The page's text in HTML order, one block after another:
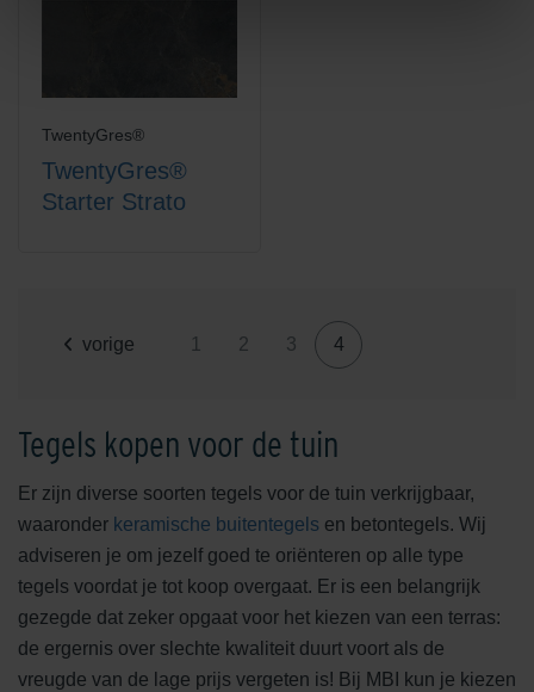
TwentyGres®
TwentyGres®
Starter Strato
vorige 1 2 3 4
Tegels kopen voor de tuin
Er zijn diverse soorten tegels voor de tuin verkrijgbaar,
waaronder keramische buitentegels en betontegels. Wij
adviseren je om jezelf goed te oriënteren op alle type
tegels voordat je tot koop overgaat. Er is een belangrijk
gezegde dat zeker opgaat voor het kiezen van een terras:
de ergernis over slechte kwaliteit duurt voort als de
vreugde van de lage prijs vergeten is! Bij MBI kun je kiezen